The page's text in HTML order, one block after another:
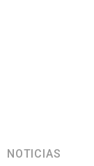
NOTICIAS